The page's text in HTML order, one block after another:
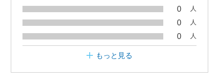
0 人
0 人
0 人
もっと見る